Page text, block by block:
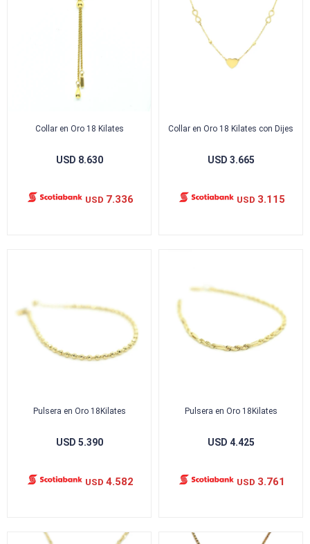
Collar en Oro 18 Kilates
USD 8.630
USD 7.336
Collar en Oro 18 Kilates con Dijes
USD 3.665
USD 3.115
Pulsera en Oro 18Kilates
USD 5.390
USD 4.582
Pulsera en Oro 18Kilates
USD 4.425
USD 3.761